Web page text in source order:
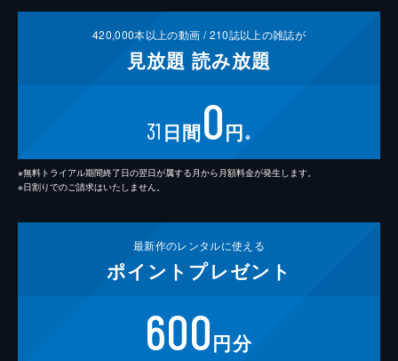
420,000本以上の動画 /210誌以上の雑誌が
見放題 読み放題
31 日間0円 ※
※無料トライアル期間終了日の翌日が属する月から月額料金が発生します。
※日割りでのご請求はいたしません。
最新作のレンタルに使える
ポイント プレゼント
600円分